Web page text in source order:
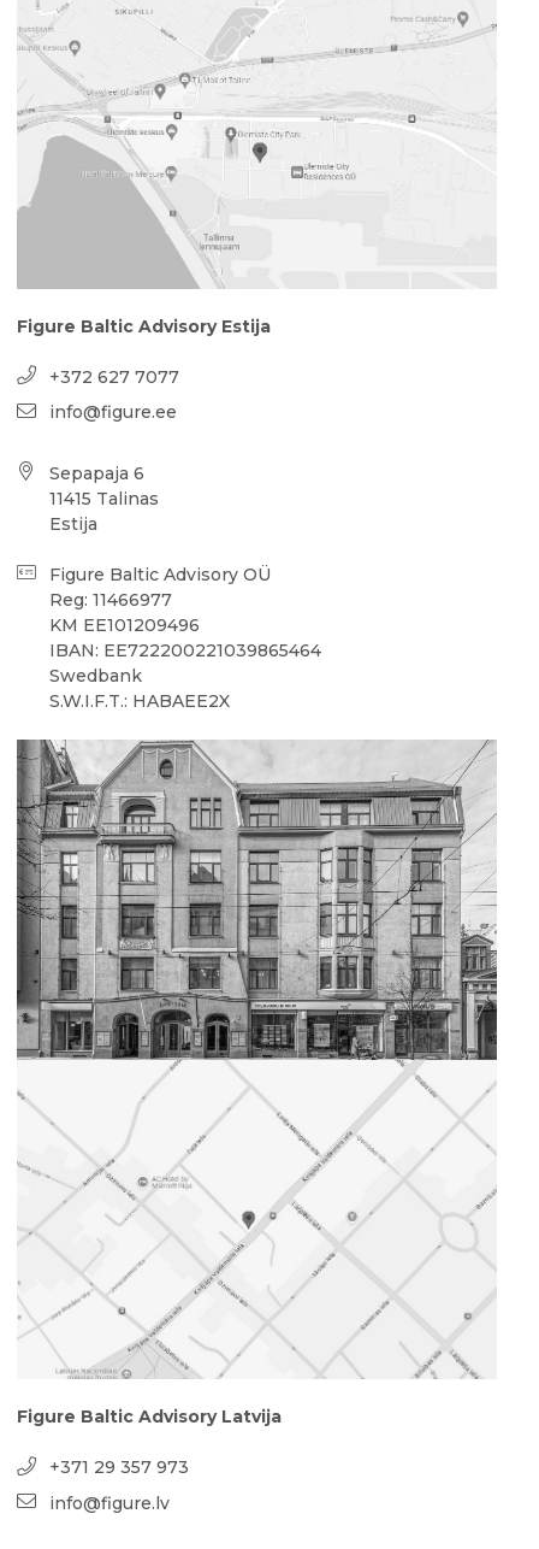
Figure Baltic Advisory Estija
+372 627 7077
info@figure.ee
Sepapaja 6
11415 Talinas
Estija
Figure Baltic Advisory OÜ
Reg: 11466977
KM EE101209496
IBAN: EE722200221039865464
Swedbank
S.W.I.F.T.: HABAEE2X
Figure Baltic Advisory Latvija
+371 29 357 973
info@figure.lv